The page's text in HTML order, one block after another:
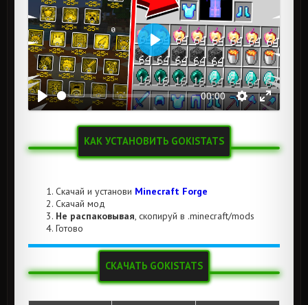
00:00
Воспроизвести
КАК УСТАНОВИТЬ GOKISTATS
Скачай и установи Minecraft Forge
Скачай мод
Не распаковывая, скопируй в .minecraft/mods
Готово
СКАЧАТЬ GOKISTATS